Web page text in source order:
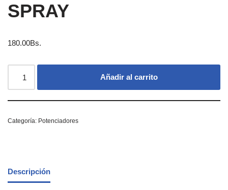
SPRAY
180.00Bs.
Añadir al carrito
Categoría: Potenciadores
Descripción